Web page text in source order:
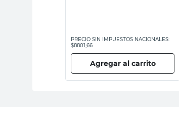
PRECIO SIN IMPUESTOS NACIONALES:
$8801,66
Agregar al carrito